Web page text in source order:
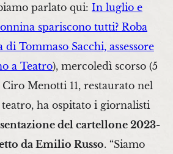
parlato qui: In luglio e
spariscono tutti? Roba
Tommaso Sacchi, assessore
a Teatro), mercoledì scorso (5
Menotti 11, restaurato nel
ha ospitato i giornalisti
del cartellone 2023-
da Emilio Russo. “Siamo